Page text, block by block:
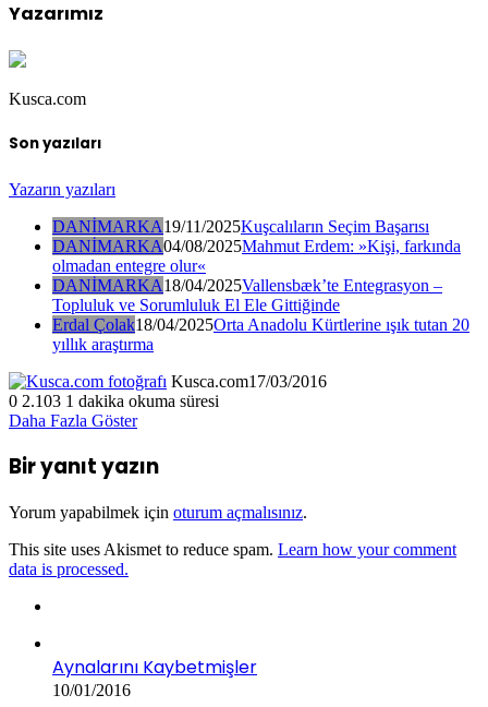
Yazarımız
Kusca.com
Son yazıları
Yazarın yazıları
DANİMARKA19/11/2025Kuşcalıların Seçim Başarısı
DANİMARKA04/08/2025Mahmut Erdem: »Kişi, farkında
olmadan entegre olur«
DANİMARKA18/04/2025Vallensbæk’te Entegrasyon –
Topluluk ve Sorumluluk El Ele Gittiğinde
Erdal Çolak18/04/2025Orta Anadolu Kürtlerine ışık tutan 20
yıllık araştırma
Kusca.com17/03/2016
0 2.103 1 dakika okuma süresi
Daha Fazla Göster
Bir yanıt yazın
Yorum yapabilmek için oturum açmalısınız.
This site uses Akismet to reduce spam. Learn how your comment
data is processed.
Aynalarını Kaybetmişler
10/01/2016